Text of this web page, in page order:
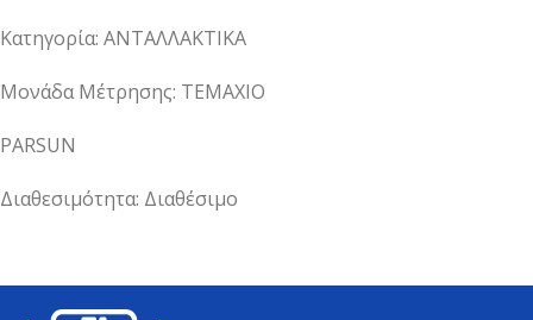
Κατηγορία: ΑΝΤΑΛΛΑΚΤΙΚΑ
Μονάδα Μέτρησης: ΤΕΜΑΧΙΟ
PARSUN
Διαθεσιμότητα: Διαθέσιμο